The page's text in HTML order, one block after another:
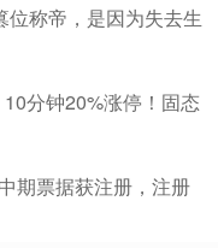
位称帝，是因为失去生
分钟20%涨停！固态
期票据获注册，注册